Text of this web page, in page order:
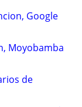
Google
Moyobamba
de